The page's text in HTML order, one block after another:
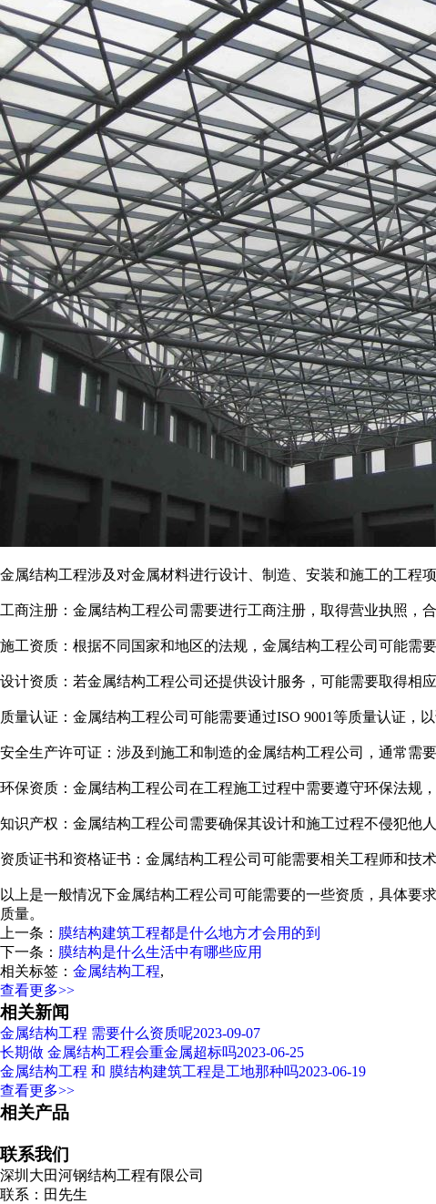
金属结构工程涉及对金属材料进行设计、制造、安装和施工的工程
工商注册：金属结构工程公司需要进行工商注册，取得营业执照，合
施工资质：根据不同国家和地区的法规，金属结构工程公司可能需
设计资质：若金属结构工程公司还提供设计服务，可能需要取得相
质量认证：金属结构工程公司可能需要通过ISO 9001等质量认证，
安全生产许可证：涉及到施工和制造的金属结构工程公司，通常需
环保资质：金属结构工程公司在工程施工过程中需要遵守环保法规
知识产权：金属结构工程公司需要确保其设计和施工过程不侵犯他
资质证书和资格证书：金属结构工程公司可能需要相关工程师和技
以上是一般情况下金属结构工程公司可能需要的一些资质，具体
质量。
上一条： 膜结构建筑工程都是什么地方才会用的到
下一条： 膜结构是什么生活中有哪些应用
相关标签： 金属结构工程,
查看更多>>
相关新闻
金属结构工程 需要什么资质呢2023-09-07
长期做 金属结构工程会重金属超标吗2023-06-25
金属结构工程 和 膜结构建筑工程是工地那种吗2023-06-19
查看更多>>
相关产品
联系我们
深圳大田河钢结构工程有限公司
联系：田先生